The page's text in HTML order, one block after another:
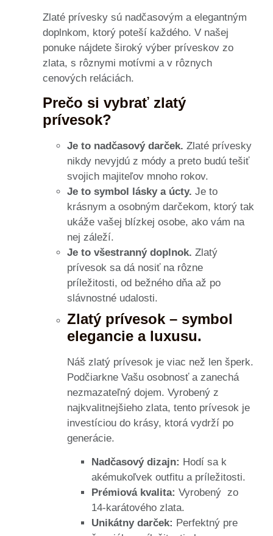
Zlaté prívesky sú nadčasovým a elegantným
doplnkom, ktorý poteší každého. V našej
ponuke nájdete široký výber príveskov zo
zlata, s rôznymi motívmi a v rôznych
cenových reláciách.
Prečo si vybrať zlatý
prívesok?
Je to nadčasový darček. Zlaté prívesky
nikdy nevyjdú z módy a preto budú tešiť
svojich majiteľov mnoho rokov.
Je to symbol lásky a úcty. Je to
krásnym a osobným darčekom, ktorý tak
ukáže vašej blízkej osobe, ako vám na
nej záleží.
Je to všestranný doplnok. Zlatý
prívesok sa dá nosiť na rôzne
príležitosti, od bežného dňa až po
slávnostné udalosti.
Zlatý prívesok – symbol
elegancie a luxusu.
Náš zlatý prívesok je viac než len šperk.
Podčiarkne Vašu osobnosť a zanechá
nezmazateľný dojem. Vyrobený z
najkvalitnejšieho zlata, tento prívesok je
investíciou do krásy, ktorá vydrží po
generácie.
Nadčasový dizajn: Hodí sa k
akémukoľvek outfitu a príležitosti.
Prémiová kvalita: Vyrobený zo
14-karátového zlata.
Unikátny darček: Perfektný pre